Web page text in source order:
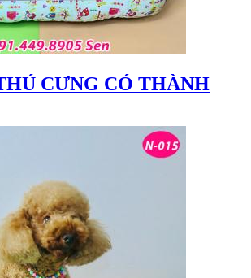
CƯNG CÓ THÀNH